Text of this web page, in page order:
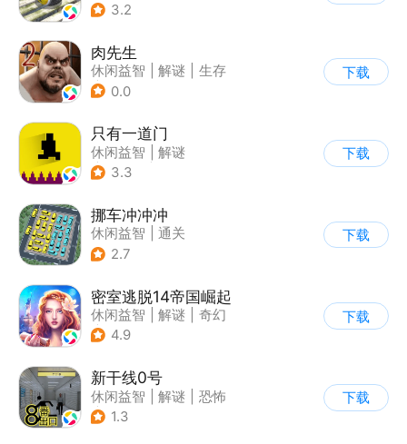
3.2
肉先生
休闲益智 解谜
生存
| 卡通
0.0
下载
只有一道门
休闲益智
解谜
| 像素风
3.3
下载
挪车冲冲冲
休闲益智
通关
2.7
下载
密室逃脱14帝国崛起
休闲益智 解谜
奇幻
| 密室逃脱
4.9
下载
新干线0号
休闲益智 解谜
恐怖
| 写实
1.3
下载